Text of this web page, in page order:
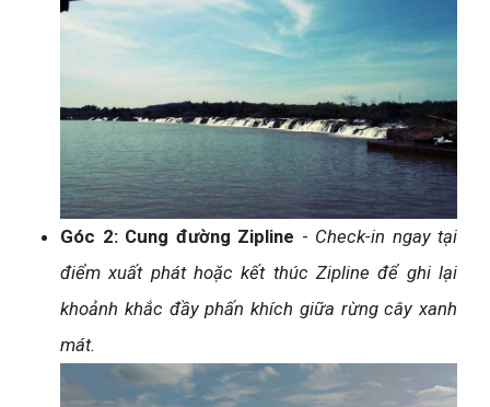
Góc 2: Cung đường Zipline - Check-in ngay tại
điểm xuất phát hoặc kết thúc Zipline để ghi lại
khoảnh khắc đầy phấn khích giữa rừng cây xanh
mát.